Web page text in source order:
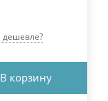
В корзину